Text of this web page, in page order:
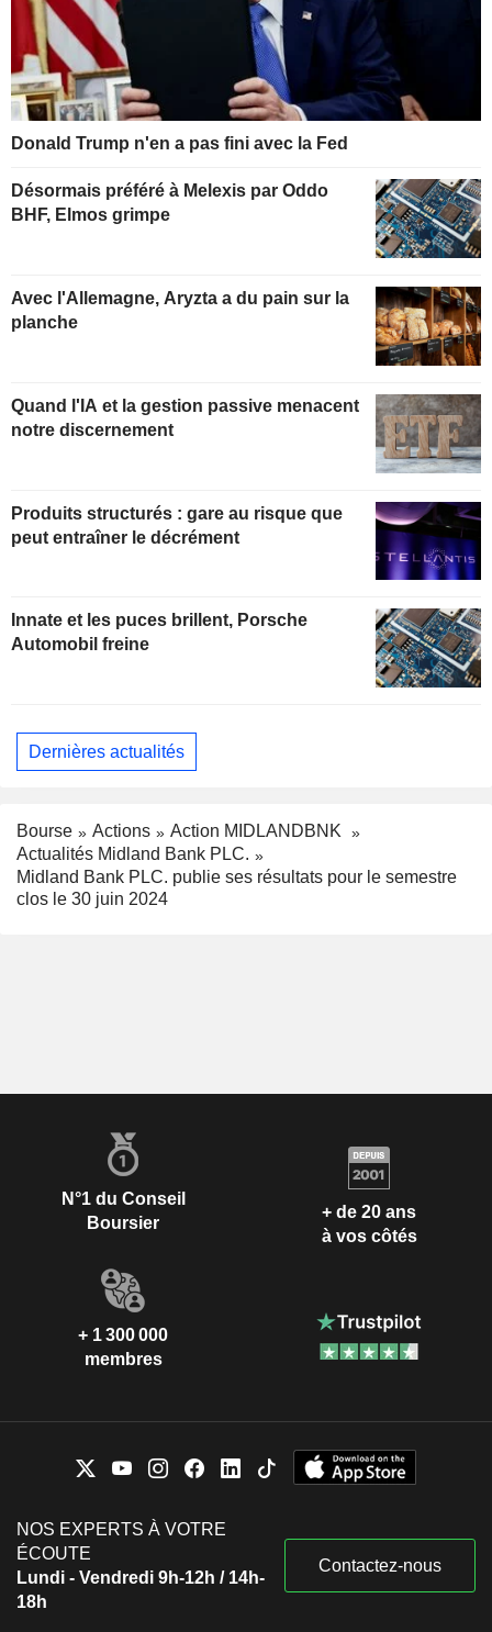
Donald Trump n'en a pas fini avec la Fed
Désormais préféré à Melexis par Oddo
BHF, Elmos grimpe
Avec l'Allemagne, Aryzta a du pain sur la
planche
Quand l'IA et la gestion passive menacent
notre discernement
Produits structurés : gare au risque que
peut entraîner le décrément
Innate et les puces brillent, Porsche
Automobil freine
Dernières actualités
Bourse Actions
Action MIDLANDBNK
Actualités Midland Bank PLC.
Midland Bank PLC. publie ses résultats pour le semestre
clos le 30 juin 2024
N°1 du Conseil
Boursier
+ de 20 ans
à vos côtés
+ 1 300 000
membres
NOS EXPERTS À VOTRE
ÉCOUTE
Lundi - Vendredi 9h-12h / 14h-
18h
Contactez-nous